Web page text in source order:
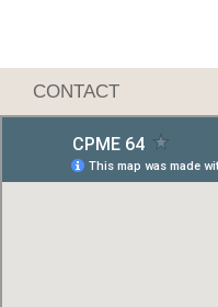
CONTACT